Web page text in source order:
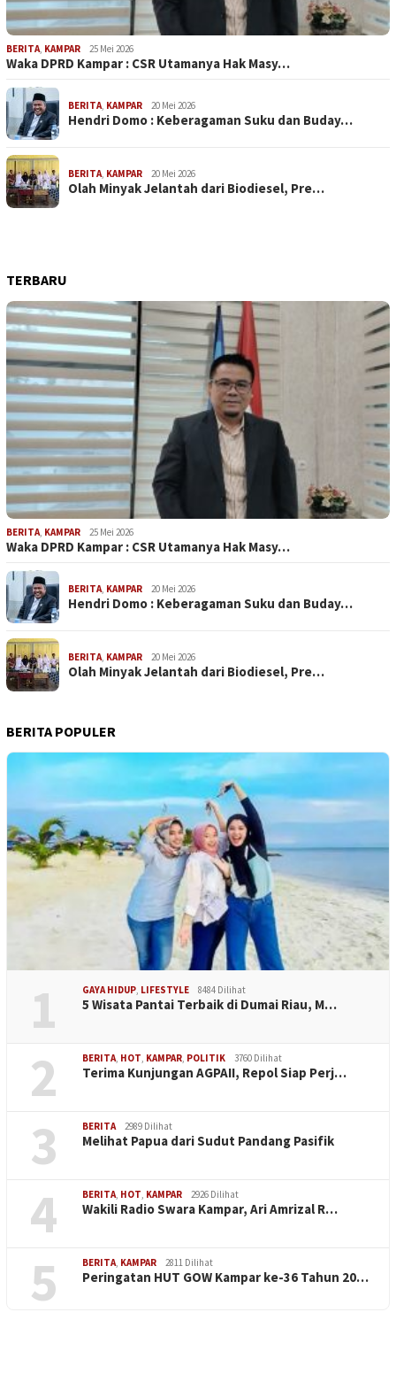
BERITA, KAMPAR 25 Mei 2026
Waka DPRD Kampar : CSR Utamanya Hak Masy…
BERITA, KAMPAR 20 Mei 2026
Hendri Domo : Keberagaman Suku dan Buday…
BERITA, KAMPAR 20 Mei 2026
Olah Minyak Jelantah dari Biodiesel, Pre…
TERBARU
BERITA, KAMPAR 25 Mei 2026
Waka DPRD Kampar : CSR Utamanya Hak Masy…
BERITA, KAMPAR 20 Mei 2026
Hendri Domo : Keberagaman Suku dan Buday…
BERITA, KAMPAR 20 Mei 2026
Olah Minyak Jelantah dari Biodiesel, Pre…
BERITA POPULER
1 GAYA HIDUP, LIFESTYLE 8484 Dilihat
5 Wisata Pantai Terbaik di Dumai Riau, M…
2 BERITA, HOT, KAMPAR, POLITIK 3760 Dilihat
Terima Kunjungan AGPAII, Repol Siap Perj…
3 BERITA 2989 Dilihat
Melihat Papua dari Sudut Pandang Pasifik
4 BERITA, HOT, KAMPAR 2926 Dilihat
Wakili Radio Swara Kampar, Ari Amrizal R…
5 BERITA, KAMPAR 2811 Dilihat
Peringatan HUT GOW Kampar ke-36 Tahun 20…